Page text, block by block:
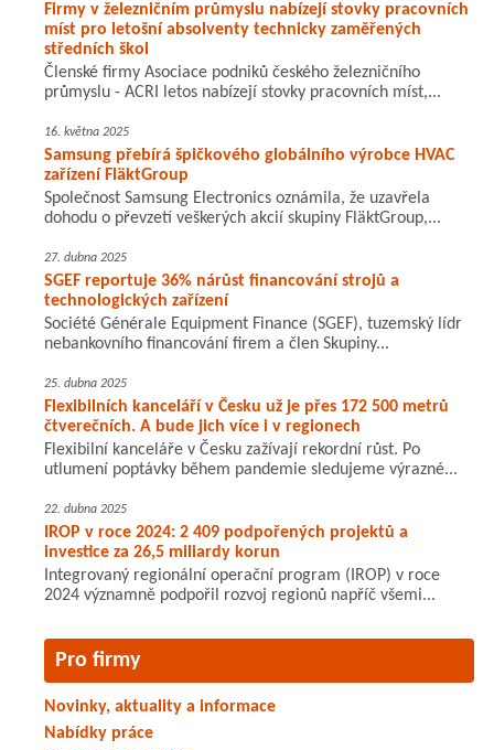
Firmy v železničním průmyslu nabízejí stovky pracovních
míst pro letošní absolventy technicky zaměřených
středních škol
Členské firmy Asociace podniků českého železničního
průmyslu - ACRI letos nabízejí stovky pracovních míst,...
16. května 2025
Samsung přebírá špičkového globálního výrobce HVAC
zařízení FläktGroup
Společnost Samsung Electronics oznámila, že uzavřela
dohodu o převzetí veškerých akcií skupiny FläktGroup,...
27. dubna 2025
SGEF reportuje 36% nárůst financování strojů a
technologických zařízení
Société Générale Equipment Finance (SGEF), tuzemský lídr
nebankovního financování firem a člen Skupiny...
25. dubna 2025
Flexibilních kanceláří v Česku už je přes 172 500 metrů
čtverečních. A bude jich více i v regionech
Flexibilní kanceláře v Česku zažívají rekordní růst. Po
utlumení poptávky během pandemie sledujeme výrazné...
22. dubna 2025
IROP v roce 2024: 2 409 podpořených projektů a
investice za 26,5 miliardy korun
Integrovaný regionální operační program (IROP) v roce
2024 významně podpořil rozvoj regionů napříč všemi...
Pro firmy
Novinky, aktuality a informace
Nabídky práce